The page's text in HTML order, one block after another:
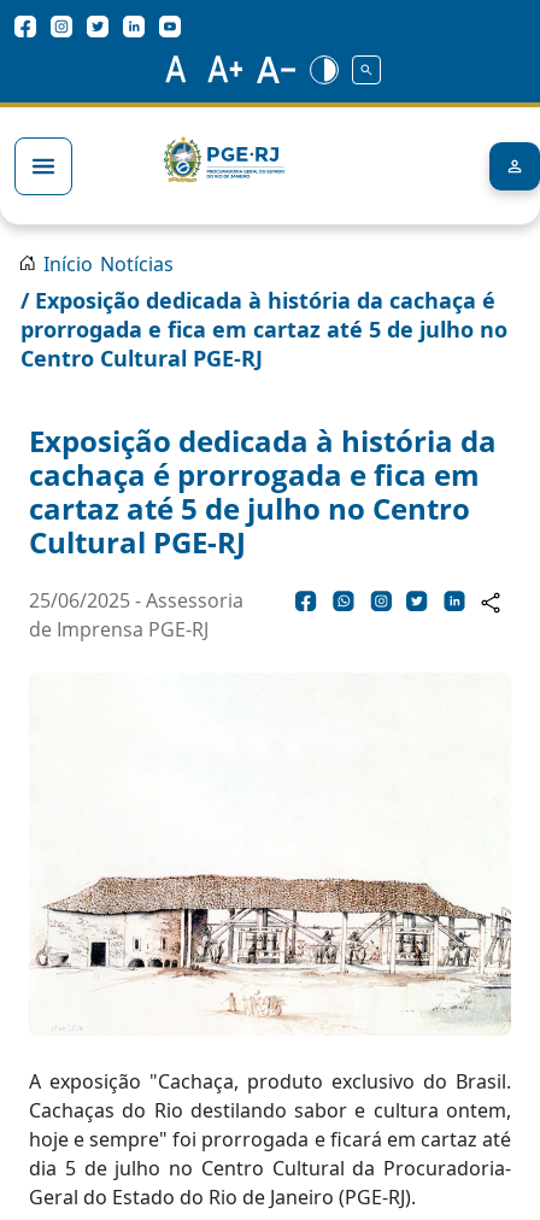
Pular para o conteúdo principal
Trilha de navegação
Início Notícias
/ Exposição dedicada à história da cachaça é
prorrogada e fica em cartaz até 5 de julho no
Centro Cultural PGE-RJ
Exposição dedicada à história da
cachaça é prorrogada e fica em
cartaz até 5 de julho no Centro
Cultural PGE-RJ
25/06/2025 - Assessoria
de Imprensa PGE-RJ
Corpo
A exposição "Cachaça, produto exclusivo do Brasil.
Cachaças do Rio destilando sabor e cultura ontem,
hoje e sempre" foi prorrogada e ficará em cartaz até
dia 5 de julho no Centro Cultural da Procuradoria-
Geral do Estado do Rio de Janeiro (PGE-RJ).